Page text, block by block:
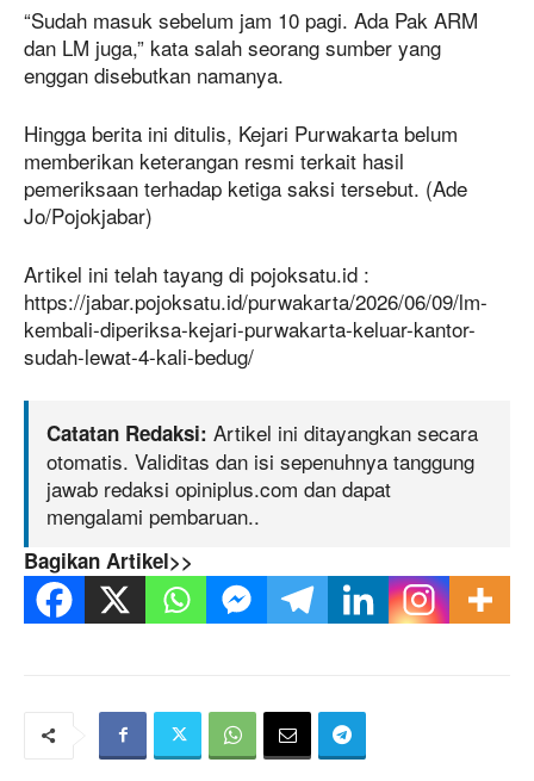
“Sudah masuk sebelum jam 10 pagi. Ada Pak ARM
dan LM juga,” kata salah seorang sumber yang
enggan disebutkan namanya.
Hingga berita ini ditulis, Kejari Purwakarta belum
memberikan keterangan resmi terkait hasil
pemeriksaan terhadap ketiga saksi tersebut. (Ade
Jo/Pojokjabar)
Artikel ini telah tayang di pojoksatu.id :
https://jabar.pojoksatu.id/purwakarta/2026/06/09/lm-
kembali-diperiksa-kejari-purwakarta-keluar-kantor-
sudah-lewat-4-kali-bedug/
Catatan Redaksi: Artikel ini ditayangkan secara
otomatis. Validitas dan isi sepenuhnya tanggung
jawab redaksi opiniplus.com dan dapat
mengalami pembaruan..
Bagikan Artikel>>